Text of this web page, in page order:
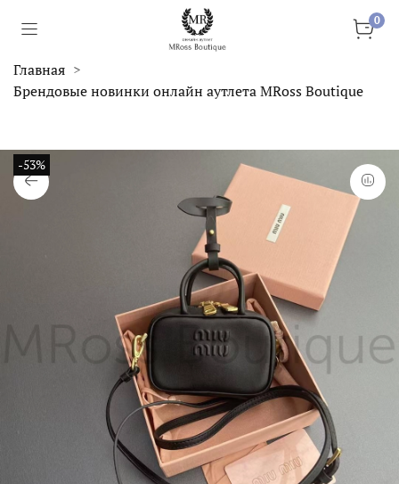
0
Главная
Брендовые новинки онлайн аутлета MRoss Boutique
-53%